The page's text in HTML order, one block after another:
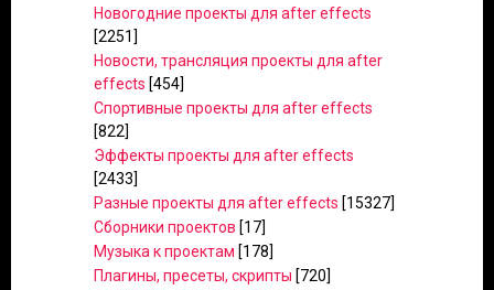
Новогодние проекты для after effects
[2251]
Новости, трансляция проекты для after
effects [454]
Спортивные проекты для after effects
[822]
Эффекты проекты для after effects
[2433]
Разные проекты для after effects [15327]
Сборники проектов [17]
Музыка к проектам [178]
Плагины, пресеты, скрипты [720]